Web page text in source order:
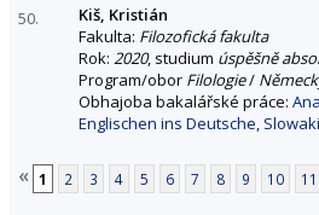
50.
Kiš, Kristián
Fakulta: Filozofická fakulta
Rok: 2020, studium úspěšně
Program/obor Filologie/
Obhajoba bakalářské práce:
Englischen ins Deutsche,
« 1 2 3 4 5 6 7 8 9 10 11